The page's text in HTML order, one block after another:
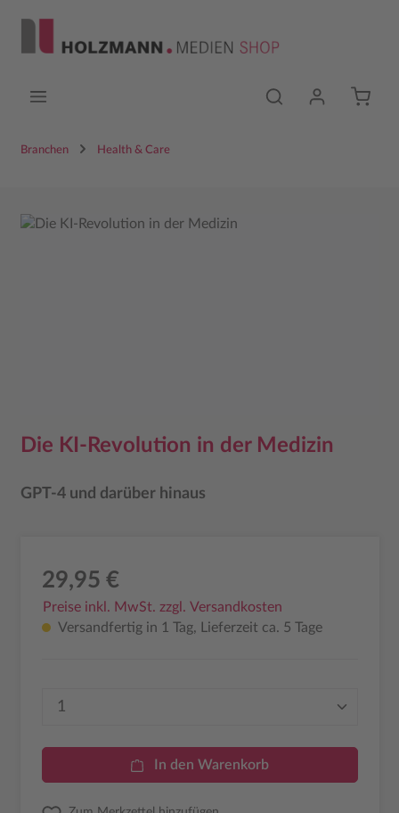
Branchen Health & Care
Bildergalerie überspringen
Die KI-Revolution in der Medizin
GPT-4 und darüber hinaus
29,95 €
Preise inkl. MwSt. zzgl. Versandkosten
Versandfertig in 1 Tag, Lieferzeit ca. 5 Tage
Produkt Anzahl: Gib den gewünschten
In den Warenkorb